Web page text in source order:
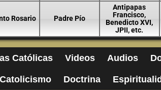
Rosario Padre Pío
Antipapas
Francisco,
Benedicto XVI,
JPII, etc.
Católicas Videos Audios
Doctrina